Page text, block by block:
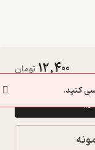
12,400تومان
کنید.